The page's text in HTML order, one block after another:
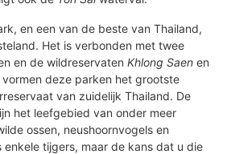
en een van de beste van Thailand,
Het is verbonden met twee
en de wildreservaten Khlong Saen en
vormen deze parken het grootste
van zuidelijk Thailand. De
het leefgebied van onder meer
ossen, neushoornvogels en
enkele tijgers, maar de kans dat u die